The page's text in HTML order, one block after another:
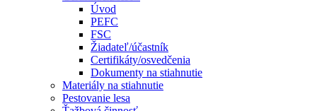
Úvod
PEFC
FSC
Žiadateľ/účastník
Certifikáty/osvedčenia
Dokumenty na stiahnutie
Materiály na stiahnutie
Pestovanie lesa